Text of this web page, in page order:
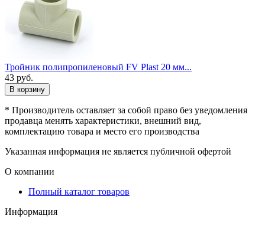
Тройник полипропиленовый FV Plast 20 мм...
43 руб.
В корзину
* Производитель оставляет за собой право без уведомления
продавца менять характеристики, внешний вид,
комплектацию товара и место его производства
Указанная информация не является публичной офертой
О компании
Полный каталог товаров
Информация